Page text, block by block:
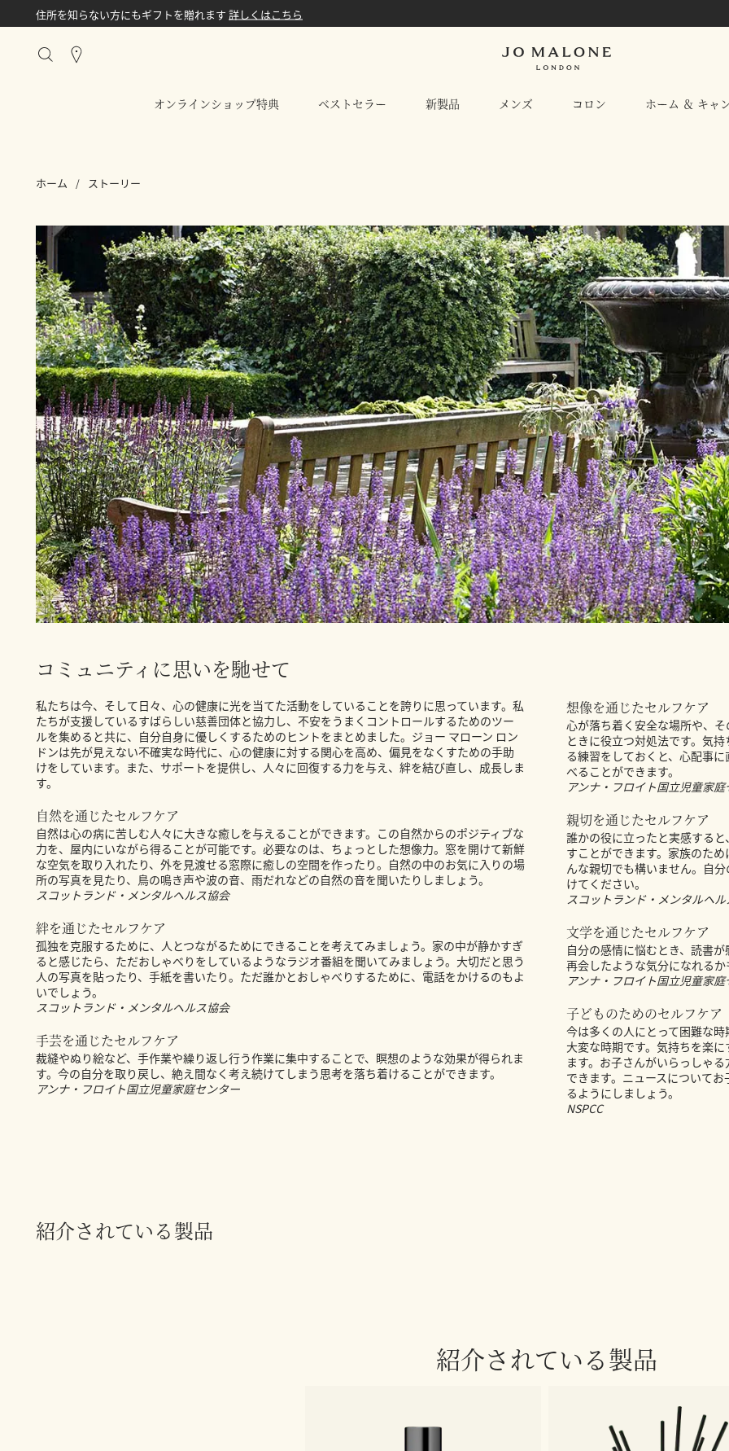
住所を知らない方にもギフトを贈れます 詳しくはこちら
オンラインショップ特典 ベストセラー 新製品 メンズ コロン ホーム ＆ キャ
Stores
ホーム ストーリー
コミュニティに思いを馳せて
私たちは今、そして日々、心の健康に光を当てた活動をしていることを誇りに思っています。私
たちが支援しているすばらしい慈善団体と協力し、不安をうまくコントロールするためのツー
ルを集めると共に、自分自身に優しくするためのヒントをまとめました。ジョー マローン ロン
ドンは先が見えない不確実な時代に、心の健康に対する関心を高め、偏見をなくすための手助
けをしています。また、サポートを提供し、人々に回復する力を与え、絆を結び直し、成長しま
す。
自然を通じたセルフケア
自然は心の病に苦しむ人々に大きな癒しを与えることができます。この自然からのポジティブな
力を、屋内にいながら得ることが可能です。必要なのは、ちょっとした想像力。窓を開けて新鮮
な空気を取り入れたり、外を見渡せる窓際に癒しの空間を作ったり。自然の中のお気に入りの場
所の写真を見たり、鳥の鳴き声や波の音、雨だれなどの自然の音を聞いたりしましょう。
スコットランド・メンタルヘルス協会
絆を通じたセルフケア
孤独を克服するために、人とつながるためにできることを考えてみましょう。家の中が静かすぎ
ると感じたら、ただおしゃべりをしているようなラジオ番組を聞いてみましょう。大切だと思う
人の写真を貼ったり、手紙を書いたり。ただ誰かとおしゃべりするために、電話をかけるのもよ
いでしょう。
スコットランド・メンタルヘルス協会
手芸を通じたセルフケア
裁縫やぬり絵など、手作業や繰り返し行う作業に集中することで、瞑想のような効果が得られま
す。今の自分を取り戻し、絶え間なく考え続けてしまう思考を落ち着けることができます。
アンナ・フロイト国立児童家庭センター
想像を通じたセルフケア
心が落ち着く安全な場所や、
ときに役立つ対処法です。気
る練習をしておくと、心配事
べることができます。
アンナ・フロイト国立児童家
親切を通じたセルフケア
誰かの役に立ったと実感する
すことができます。家族のた
んな親切でも構いません。自
けてください。
スコットランド・メンタルヘ
文学を通じたセルフケア
自分の感情に悩むとき、読書
再会したような気分になれるか
アンナ・フロイト国立児童家
子どものためのセルフケア
今は多くの人にとって困難な
大変な時期です。気持ちを楽
ます。お子さんがいらっしゃ
できます。ニュースについて
るようにしましょう。
NSPCC
紹介されている製品
紹介されている製品